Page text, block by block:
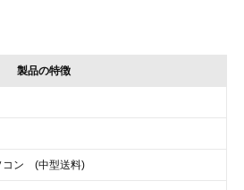
製品の特徴
コン (中型送料)